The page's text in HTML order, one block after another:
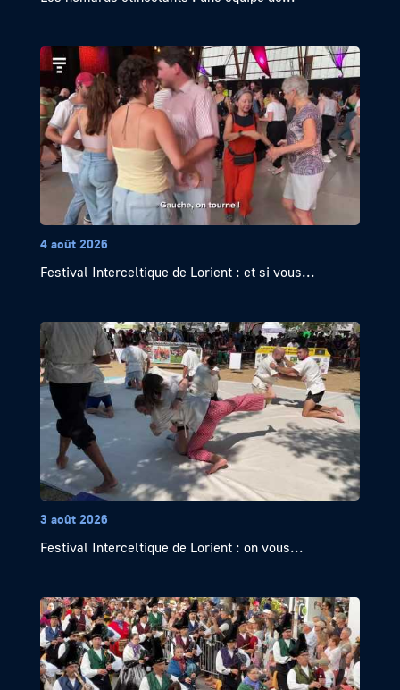
4 août 2026
Festival Interceltique de Lorient : et si vous...
3 août 2026
Festival Interceltique de Lorient : on vous...